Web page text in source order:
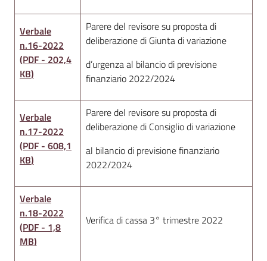
Verbale
n.16-2022
(PDF - 202,4
KB)
Parere del revisore su proposta di
deliberazione di Giunta di variazione
d’urgenza al bilancio di previsione
finanziario 2022/2024
Verbale
n.17-2022
(PDF - 608,1
KB)
Parere del revisore su proposta di
deliberazione di Consiglio di variazione
al bilancio di previsione finanziario
2022/2024
Verbale
n.18-2022
(PDF - 1,8
MB)
Verifica di cassa 3° trimestre 2022